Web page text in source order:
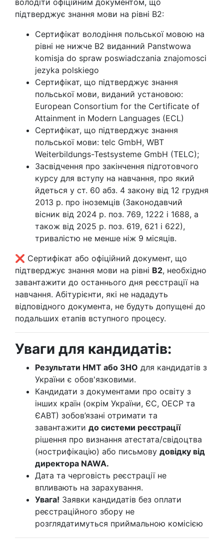
володіти офіційним документом, що
підтверджує знання мови на рівні B2:
Сертифікат володіння польської мовою на
рівні не нижче В2 виданний Panstwowa
komisja do spraw poswiadczania znajomosci
jezyka polskiego
Сертифікат, що підтверджує знання
польської мови, виданий установою:
European Consortium for the Certificate of
Attainment in Modern Languages (ECL)
Сертифікат, що підтверджує знання
польської мови: telc GmbH, WBT
Weiterbildungs-Testsysteme GmbH (TELC);
Засвідчення про закінчення підготовчого
курсу для вступу на навчання, про який
йдеться у ст. 60 абз. 4 закону від 12 грудня
2013 р. про іноземців (Законодавчий
вісник від 2024 р. поз. 769, 1222 і 1688, а
також від 2025 р. поз. 619, 621 і 622),
тривалістю не менше ніж 9 місяців.
❌ Сертифікат або офіційний документ, що
підтверджує знання мови на рівні B2, необхідно
завантажити до останнього дня реєстрації на
навчання. Абітурієнти, які не нададуть
відповідного документа, не будуть допущені до
подальших етапів вступного процесу.
Уваги для кандидатів:
Результати НМТ або ЗНО для кандидатів з
України є обов'язковими.
Кандидати з документами про освіту з
інших країн (окрім України, ЄС, ОЕСР та
ЄАВТ) зобов’язані отримати та
завантажити до системи реєстрації
рішення про визнання атестата/свідоцтва
(нострифікацію) або письмову довідку від
директора NAWA.
Дата та черговість реєстрації не
впливають на зарахування.
Увага! Заявки кандидатів без оплати
реєстраційного збору не
розглядатимуться приймальною комісією